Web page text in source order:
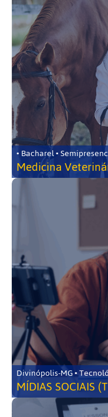
• Bacharel •
Medicina
MÍDIAS SOCIAIS